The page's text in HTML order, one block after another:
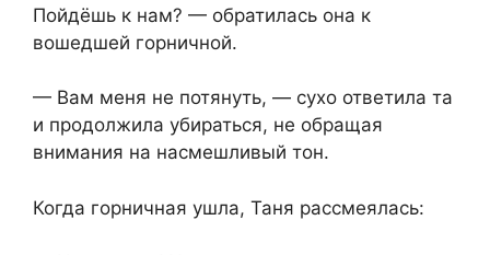
Пойдёшь к нам? — обратилась она к
вошедшей горничной.
— Вам меня не потянуть, — сухо ответила та
и продолжила убираться, не обращая
внимания на насмешливый тон.
Когда горничная ушла, Таня рассмеялась: